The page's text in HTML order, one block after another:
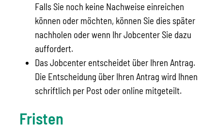
Falls Sie noch keine Nachweise einreichen
können oder möchten, können Sie dies später
nachholen oder wenn Ihr Jobcenter Sie dazu
auffordert.
Das Jobcenter entscheidet über Ihren Antrag.
Die Entscheidung über Ihren Antrag wird Ihnen
schriftlich per Post oder online mitgeteilt.
Fristen